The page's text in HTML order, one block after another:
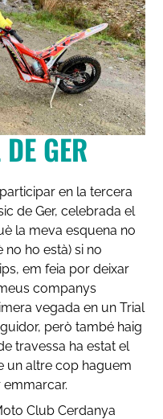
GER
en la tercera
de Ger, celebrada el
la meva esquena no
ho està) si no
em feia por deixar
companys
vegada en un Trial
però també haig
travessa ha estat el
un altre cop haguem
Club Cerdanya